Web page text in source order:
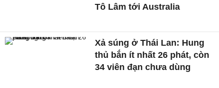
Tô Lâm tới Australia
Xả súng ở Thái Lan: Hung
thủ bắn ít nhất 26 phát, còn
34 viên đạn chưa dùng